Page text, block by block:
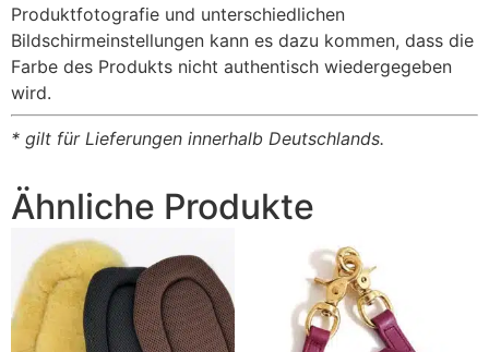
Produktfotografie und unterschiedlichen
Bildschirmeinstellungen kann es dazu kommen, dass die
Farbe des Produkts nicht authentisch wiedergegeben
wird.
* gilt für Lieferungen innerhalb Deutschlands.
Ähnliche Produkte